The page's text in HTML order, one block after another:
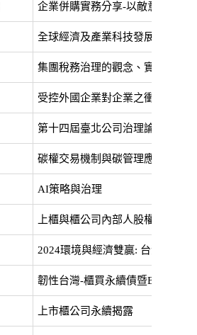
企業併購實務分享-以敵意併購為
全球經濟及產業科技發展趨勢
集團稅務治理的觀念、實務與工具
受控外國企業對企業之衝擊與因應
第十四屆臺北公司治理論壇
碳權交易機制與碳管理應用
AI策略與治理
上櫃與櫃公司內部人股權宣導說
2024環境與經濟雙贏: 台灣ESG實
韌性台灣-櫃買永續債暨ETF論壇
上市櫃公司永續揭露